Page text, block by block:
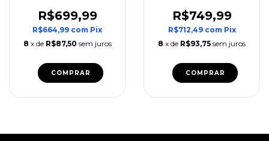
R$699,99
R$664,99 com Pix
8 x de R$87,50 sem juros
COMPRAR
R$749,99
R$712,49 com Pix
8 x de R$93,75 sem juros
COMPRAR